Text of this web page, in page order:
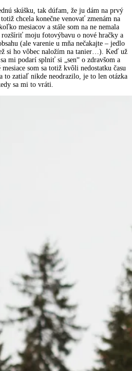
skúšku, tak dúfam, že ju dám na prvý
chcela konečne venovať zmenám na
mesiacov a stále som na ne nemala
moju fotovýbavu o nové hračky a
(ale varenie u mňa nečakajte – jedlo
si ho vôbec naložím na tanier…). Keď už
mi podarí splniť si „sen“ o zdravšom a
som sa totiž kvôli nedostatku času
to zatiaľ nikde neodrazilo, je to len otázka
sa mi to vráti.